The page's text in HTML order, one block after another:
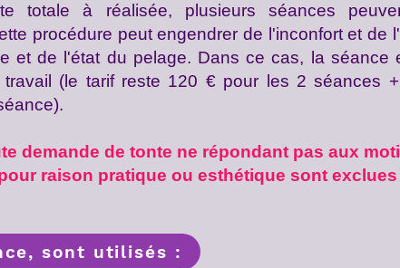
totale à réalisée, plusieurs séances
procédure peut engendrer de l'inconfort et de
et de l'état du pelage. Dans ce cas, la séance
travail (le tarif reste 120 € pour les 2 séances
demande de tonte ne répondant pas aux
raison pratique ou esthétique sont exclues
sont utilisés :